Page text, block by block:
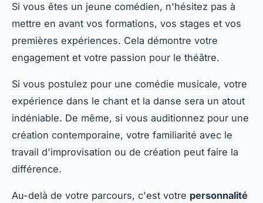
Si vous êtes un jeune comédien, n'hésitez pas à
mettre en avant vos formations, vos stages et vos
premières expériences. Cela démontre votre
engagement et votre passion pour le théâtre.
Si vous postulez pour une comédie musicale, votre
expérience dans le chant et la danse sera un atout
indéniable. De même, si vous auditionnez pour une
création contemporaine, votre familiarité avec le
travail d'improvisation ou de création peut faire la
différence.
Au-delà de votre parcours, c'est votre personnalité